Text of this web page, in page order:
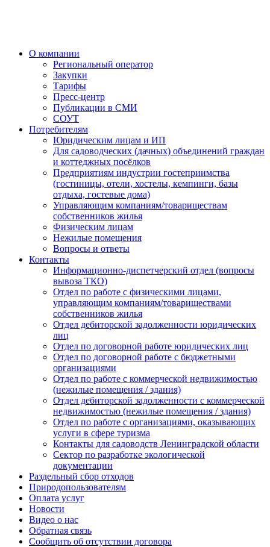
О компании
Региональный оператор
Закупки
Тарифы
Пресс-центр
Публикации в СМИ
СОУТ
Потребителям
Юридическим лицам и ИП
Для садоводческих (дачных) объединений граждан
и коттеджных посёлков
Предприятиям индустрии гостеприимства
(гостиницы, отели, хостелы, кемпинги, базы
отдыха, гостевые дома)
Управляющим компаниям/товариществам
собственников жилья
Физическим лицам
Нежилые помещения
Вопросы и ответы
Контакты
Информационно-диспетчерский отдел (вопросы
вывоза ТКО)
Отдел по работе с физическими лицами,
управляющим компаниям/товариществами
собственников жилья
Отдел дебиторской задолженности юридических
лиц
Отдел по договорной работе юридических лиц
Отдел по договорной работе с бюджетными
организациями
Отдел по работе с коммерческой недвижимостью
(нежилые помещения / здания)
Отдел дебиторской задолженности с коммерческой
недвижимостью (нежилые помещения / здания)
Отдел по работе с организациями, оказывающих
услуги в сфере туризма
Контакты для садоводств Ленинградской области
Сектор по разработке экологической
документации
Раздельный сбор отходов
Природопользователям
Оплата услуг
Новости
Видео о нас
Обратная связь
Сообщить об отсутствии договора